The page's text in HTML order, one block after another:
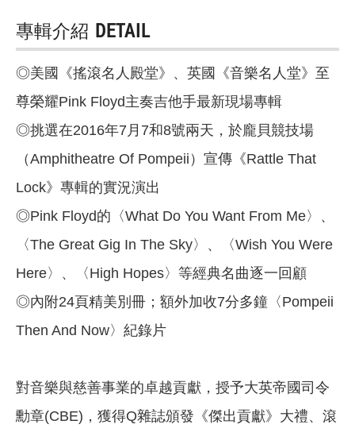
專輯介紹 DETAIL
◎美國《搖滾名人殿堂》、英國《音樂名人堂》至
尊榮耀Pink Floyd主奏吉他手最新現場專輯
◎挑選在2016年7月7和8號兩天，於龐貝競技場
（Amphitheatre Of Pompeii）宣傳《Rattle That
Lock》專輯的實況演出
◎Pink Floyd的〈What Do You Want From Me〉、
〈The Great Gig In The Sky〉、〈Wish You Were
Here〉、〈High Hopes〉等經典名曲逐一回顧
◎內附24頁精美別冊；額外加收7分多鐘〈Pompeii
Then And Now〉紀錄片
對音樂與慈善事業的卓越貢獻，授予大英帝國司令
勳章(CBE)，獲得Q雜誌頒發《傑出貢獻》大禮、滾